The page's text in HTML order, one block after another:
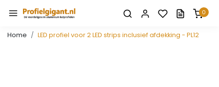
0
Home LED profiel voor 2 LED strips inclusief afdekking - PL12